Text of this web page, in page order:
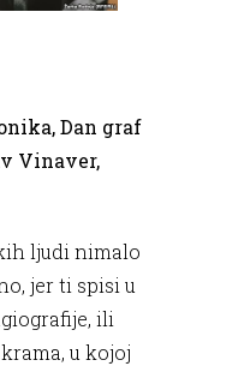
Dan graf
Vinaver,
ljudi nimalo
jer ti spisi u
ili
u kojoj